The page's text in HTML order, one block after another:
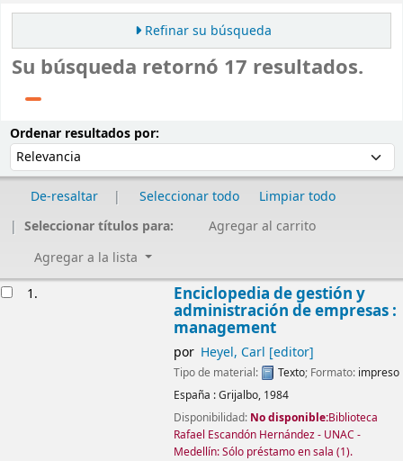
Refinar su búsqueda
Su búsqueda retornó 17 resultados.
Ordenar resultados por:
De-resaltar Seleccionar todo
Limpiar todo
Seleccionar títulos para:
Agregar al carrito
Agregar a la lista
1. Enciclopedia de gestión y
administración de empresas :
management
por Heyel, Carl [editor]
Tipo de material: Texto; Formato: impreso
España :Grijalbo, 1984
Disponibilidad: No disponible:Biblioteca
Rafael Escandón Hernández - UNAC -
Medellín: Sólo préstamo en sala (1).